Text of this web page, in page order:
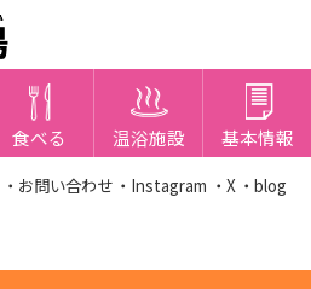
食べる 温浴施設 基本情報
・お問い合わせ ・Instagram ・X ・blog